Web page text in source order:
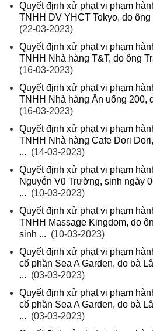
Quyết định xử phạt vi phạm
TNHH DV YHCT Tokyo, do
(22-03-2023)
Quyết định xử phạt vi phạm
TNHH Nhà hàng T&T, do ông
(16-03-2023)
Quyết định xử phạt vi phạm
TNHH Nhà hàng Ăn uống 200,
(16-03-2023)
Quyết định xử phạt vi phạm
TNHH Nhà hàng Cafe Dori
... (14-03-2023)
Quyết định xử phạt vi phạm
Nguyễn Vũ Trường, sinh ngày
... (10-03-2023)
Quyết định xử phạt vi phạm
TNHH Massage Kingdom, do
sinh ... (10-03-2023)
Quyết định xử phạt vi phạm
cổ phần Sea A Garden, do bà
... (03-03-2023)
Quyết định xử phạt vi phạm
cổ phần Sea A Garden, do bà
... (03-03-2023)